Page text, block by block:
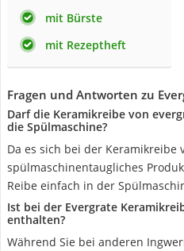
mit Bürste
mit Rezeptheft
Fragen und Antworten zu
Darf die Keramikreibe von
die Spülmaschine?
Da es sich bei der Keramikreibe
spülmaschinentaugliches
Reibe einfach in der
Ist bei der Evergrate
enthalten?
Während Sie bei anderen